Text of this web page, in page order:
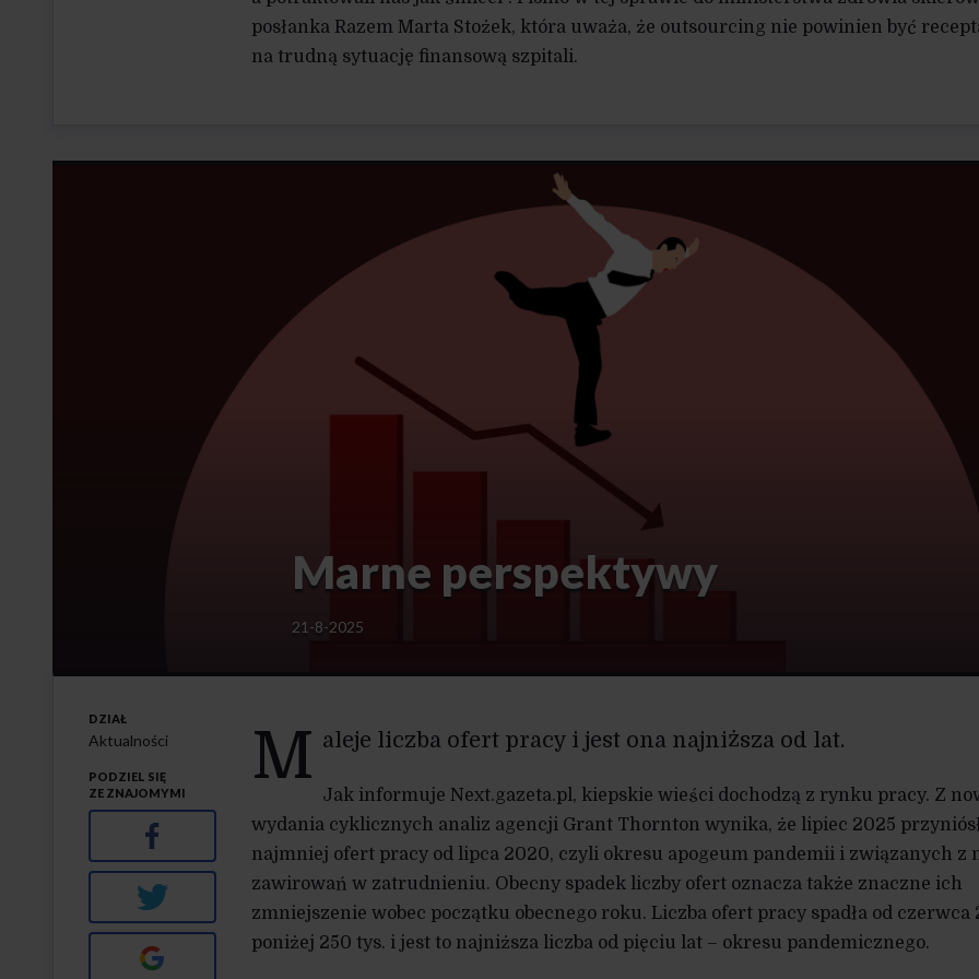
posłanka Razem Marta Stożek, która uważa, że outsourcing nie powinien być
na trudną sytuację finansową szpitali.
Marne perspektywy
21-8-2025
M aleje liczba ofert pracy i jest ona najniższa od lat.
Jak informuje Next.gazeta.pl, kiepskie wieści dochodzą z rynku pracy. Z
wydania cyklicznych analiz agencji Grant Thornton wynika, że lipiec 2025
najmniej ofert pracy od lipca 2020, czyli okresu apogeum pandemii i związanych z
zawirowań w zatrudnieniu. Obecny spadek liczby ofert oznacza także znaczne ich
zmniejszenie wobec początku obecnego roku. Liczba ofert pracy spadła od czerwca
poniżej 250 tys. i jest to najniższa liczba od pięciu lat – okresu pandemicznego.
DZIAŁ
Aktualności
PODZIEL SIĘ
ZE ZNAJOMYMI
Facebook
Twitter